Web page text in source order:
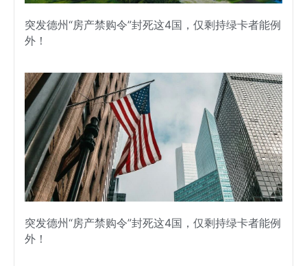
突发德州“房产禁购令”封死这4国，仅剩持绿卡者能例
外！
突发德州“房产禁购令”封死这4国，仅剩持绿卡者能例
外！